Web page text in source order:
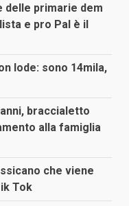
delle primarie dem
e pro Pal è il
lode: sono 14mila,
braccialetto
alla famiglia
che viene
Tok